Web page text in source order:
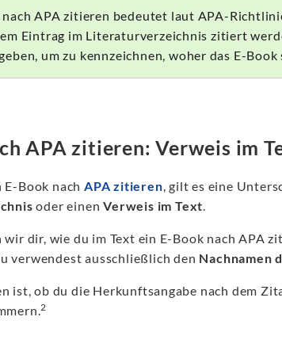
nach APA zitieren bedeutet laut APA-
Eintrag im Literaturverzeichnis zitiert
um zu kennzeichnen, woher das E-Book
APA zitieren: Verweis im
Book nach APA zitieren , gilt es eine
oder einenVerweis im Text
wir dir, wie du im Text ein E-Book nach APA
verwendest ausschließlich den Nachnamen
ist, ob du die Herkunftsangabe nach dem
2